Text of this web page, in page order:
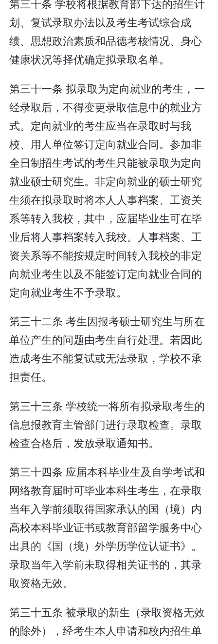
第三十条 学校将根据教育部下达的招生计
划、复试录取办法以及考生考试综合成
绩、思想政治素质和品德考核情况、身心
健康状况等择优确定拟录取名单。
第三十一条 拟录取为定向就业的考生，一
经录取后，不得变更录取信息中的就业方
式。定向就业的考生应当在录取时与我
校、用人单位签订定向就业合同。参加非
全日制招生考试的考生只能被录取为定向
就业硕士研究生。非定向就业的硕士研究
生须在拟录取时将本人人事档案、工资关
系等转入我校，其中，应届毕业生可在毕
业后将人事档案转入我校。人事档案、工
资关系等不能按规定时间转入我校的非定
向就业考生以及不能签订定向就业合同的
定向就业考生不予录取。
第三十二条 考生因报考硕士研究生与所在
单位产生的问题由考生自行处理。若因此
造成考生不能复试或无法录取，学校不承
担责任。
第三十三条 学校统一将所有拟录取考生的
信息报教育主管部门进行录取检查。录取
检查合格后，发放录取通知书。
第三十四条 应届本科毕业生及自学考试和
网络教育届时可毕业本科生考生，在录取
当年入学前须取得国家承认的国（境）内
高校本科毕业证书或教育部留学服务中心
出具的《国（境）外学历学位认证书》。
录取当年入学前未取得相关证书的，其录
取资格无效。
第三十五条 被录取的新生（录取资格无效
的除外），经考生本人申请和校内招生单